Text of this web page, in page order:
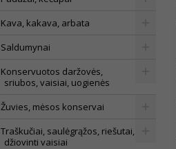
Kava, kakava, arbata
Saldumynai
Konservuotos daržovės,
sriubos, vaisiai, uogienės
Žuvies, mėsos konservai
Traškučiai, saulėgrąžos, riešutai,
džiovinti vaisiai